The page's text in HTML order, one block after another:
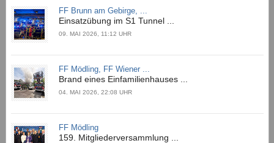
FF Brunn am Gebirge, ...
Einsatzübung im S1 Tunnel ...
09. MAI 2026, 11:12 UHR
FF Mödling, FF Wiener ...
Brand eines Einfamilienhauses ...
04. MAI 2026, 22:08 UHR
FF Mödling
159. Mitgliederversammlung ...